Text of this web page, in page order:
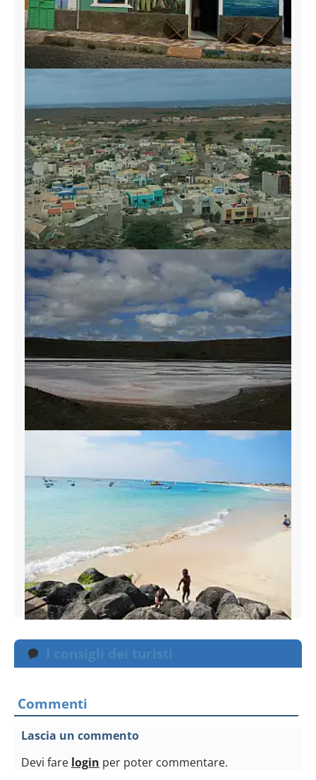
I consigli dei turisti
Commenti
Lascia un commento
Devi fare login per poter commentare.